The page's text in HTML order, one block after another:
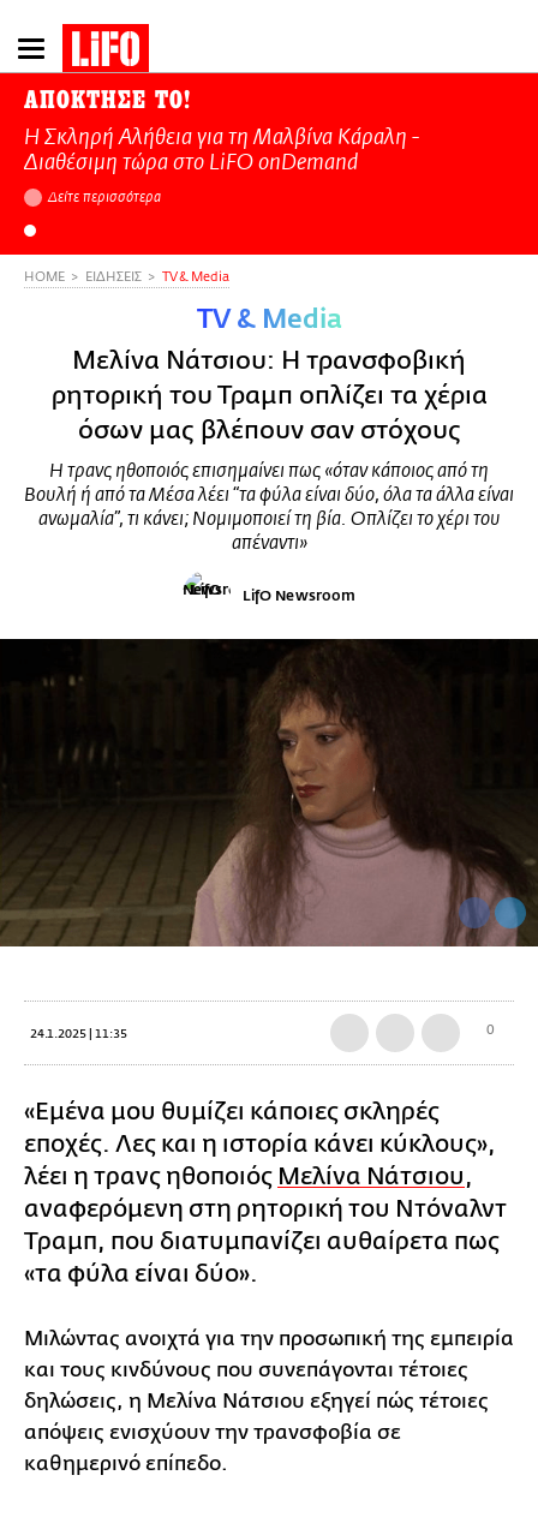
Παράκαμψη
προς
κυρίως
περιεχόμενο
ΑΠΟΚΤΗΣΕ ΤΟ!
Η Σκληρή Αλήθεια για τη Μαλβίνα Κάραλη -
Διαθέσιμη τώρα στo LiFO onDemand
Δείτε περισσότερα
HOME ΕΙΔΗΣΕΙΣ TV & Media
TV & Media
Μελίνα Νάτσιου: Η τρανσφοβική
ρητορική του Τραμπ οπλίζει τα χέρια
όσων μας βλέπουν σαν στόχους
Η τρανς ηθοποιός επισημαίνει πως «όταν κάποιος από τη
Βουλή ή από τα Μέσα λέει “τα φύλα είναι δύο, όλα τα άλλα είναι
ανωμαλία”, τι κάνει; Νομιμοποιεί τη βία. Οπλίζει το χέρι του
απέναντι»
LifO Newsroom
24.1.2025 | 11:35 0
«Εμένα μου θυμίζει κάποιες σκληρές
εποχές. Λες και η ιστορία κάνει κύκλους»,
λέει η τρανς ηθοποιός Μελίνα Νάτσιου,
αναφερόμενη στη ρητορική του Ντόναλντ
Τραμπ, που διατυμπανίζει αυθαίρετα πως
«τα φύλα είναι δύο».
Μιλώντας ανοιχτά για την προσωπική της εμπειρία
και τους κινδύνους που συνεπάγονται τέτοιες
δηλώσεις, η Μελίνα Νάτσιου εξηγεί πώς τέτοιες
απόψεις ενισχύουν την τρανσφοβία σε
καθημερινό επίπεδο.